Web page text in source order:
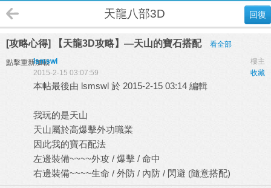
回復
天龍八部3D
[攻略心得] 【天龍3D攻略】—天山的寶石搭配 看全部
點擊重新加載 樓主
lsmswl
收藏
2015-2-15 03:07:59
本帖最後由 lsmswl 於 2015-2-15 03:14 編輯
我玩的是天山
天山屬於高爆擊外功職業
因此我的寶石配法
左邊裝備~~~~外攻 / 爆擊 / 命中
右邊裝備~~~~生命 / 外防 / 內防 / 閃避 (隨意搭配)